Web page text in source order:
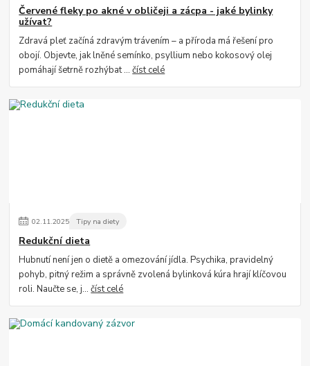
Červené fleky po akné v obličeji a zácpa - jaké bylinky
užívat?
Zdravá pleť začíná zdravým trávením – a příroda má řešení pro
obojí. Objevte, jak lněné semínko, psyllium nebo kokosový olej
pomáhají šetrně rozhýbat ...číst celé
02.11.2025 Tipy na diety
Redukční dieta
Hubnutí není jen o dietě a omezování jídla. Psychika, pravidelný
pohyb, pitný režim a správně zvolená bylinková kúra hrají klíčovou
roli. Naučte se, j...číst celé